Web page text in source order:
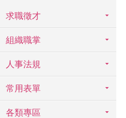
求職徵才
組織職掌
人事法規
常用表單
各類專區